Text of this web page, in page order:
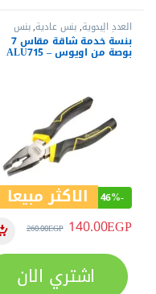
العدد اليدوية,بنس عادية,بنس
وقصافات بنسة خدمة شاقة مقاس 7
بوصة من اويوس – ALU715
-
46% الاكثر مبيعا
140.00EGP
260.00EGP
اشتري الان